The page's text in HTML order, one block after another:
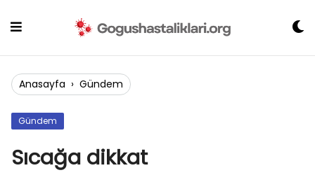
Anasayfa › Gündem
Gündem
Sıcağa dikkat